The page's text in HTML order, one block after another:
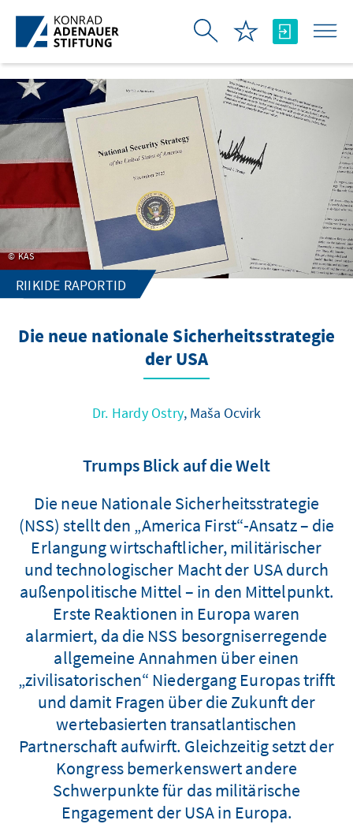
Skip to Main Content
KAS
RIIKIDE RAPORTID
Die neue nationale Sicherheitsstrategie
der USA
Dr. Hardy Ostry, Maša Ocvirk
Trumps Blick auf die Welt
Die neue Nationale Sicherheitsstrategie
(NSS) stellt den „America First“-Ansatz – die
Erlangung wirtschaftlicher, militärischer
und technologischer Macht der USA durch
außenpolitische Mittel – in den Mittelpunkt.
Erste Reaktionen in Europa waren
alarmiert, da die NSS besorgniserregende
allgemeine Annahmen über einen
„zivilisatorischen“ Niedergang Europas trifft
und damit Fragen über die Zukunft der
wertebasierten transatlantischen
Partnerschaft aufwirft. Gleichzeitig setzt der
Kongress bemerkenswert andere
Schwerpunkte für das militärische
Engagement der USA in Europa.